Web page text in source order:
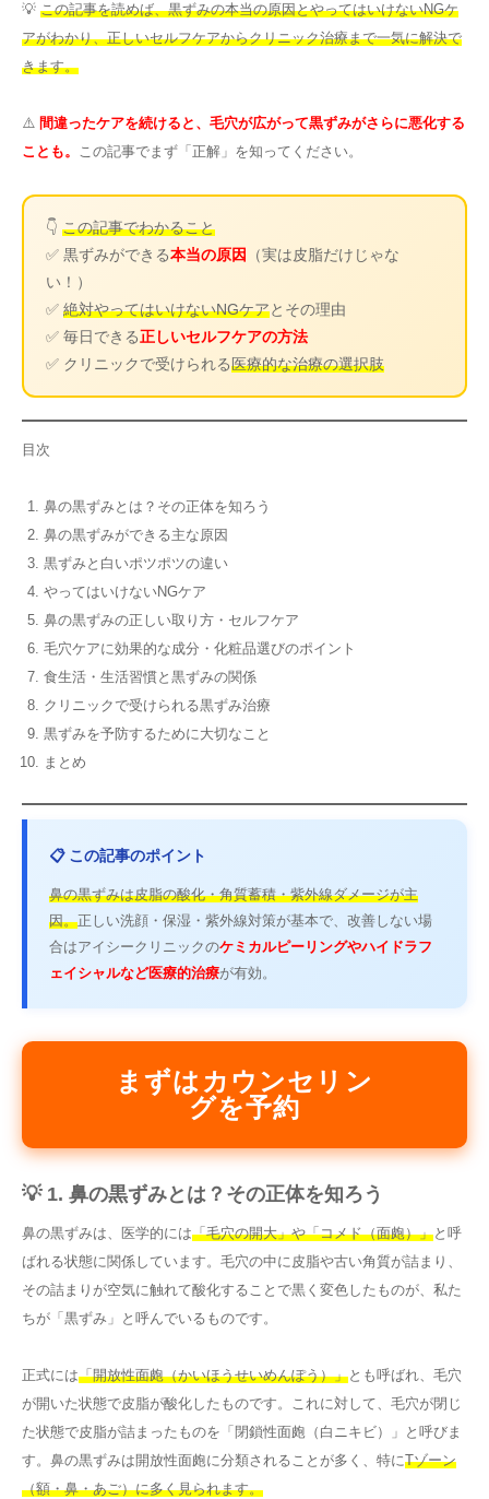
💡 この記事を読めば、黒ずみの本当の原因とやってはいけないNGケ
アがわかり、正しいセルフケアからクリニック治療まで一気に解決で
きます。
⚠️ 間違ったケアを続けると、毛穴が広がって黒ずみがさらに悪化する
ことも。 この記事でまず「正解」を知ってください。
👇 この記事でわかること
✅ 黒ずみができる本当の原因
（実は皮脂だけじゃな
い！）
✅ 絶対やってはいけないNGケアとその理由
✅ 毎日できる正しいセルフケアの方法
✅ クリニックで受けられる医療的な治療の選択肢
目次
鼻の黒ずみとは？その正体を知ろう
鼻の黒ずみができる主な原因
黒ずみと白いポツポツの違い
やってはいけないNGケア
鼻の黒ずみの正しい取り方・セルフケア
毛穴ケアに効果的な成分・化粧品選びのポイント
食生活・生活習慣と黒ずみの関係
クリニックで受けられる黒ずみ治療
黒ずみを予防するために大切なこと
まとめ
📋 この記事のポイント
鼻の黒ずみは皮脂の酸化・角質蓄積・紫外線ダメージが主
因。正しい洗顔・保湿・紫外線対策が基本で、改善しない場
合はアイシークリニックのケミカルピーリングやハイドラフ
ェイシャルなど医療的治療が有効。
まずはカウンセリン
グを予約
💡 1. 鼻の黒ずみとは？その正体を知ろう
鼻の黒ずみは、医学的には「毛穴の開大」や「コメド（面皰）」と呼
ばれる状態に関係しています。毛穴の中に皮脂や古い角質が詰まり、
その詰まりが空気に触れて酸化することで黒く変色したものが、私た
ちが「黒ずみ」と呼んでいるものです。
正式には「開放性面皰（かいほうせいめんぽう）」とも呼ばれ、毛穴
が開いた状態で皮脂が酸化したものです。これに対して、毛穴が閉じ
た状態で皮脂が詰まったものを「閉鎖性面皰（白ニキビ）」と呼びま
す。鼻の黒ずみは開放性面皰に分類されることが多く、特にTゾーン
（額・鼻・あご）に多く見られます。